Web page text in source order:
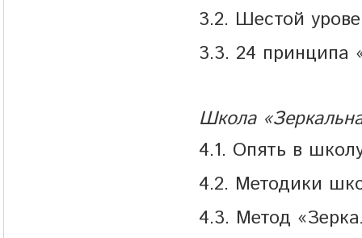
3.2. Шестой
3.3. 24 принципа
Школа
4.1. Опять в
4.2. Методики
4.3. Метод